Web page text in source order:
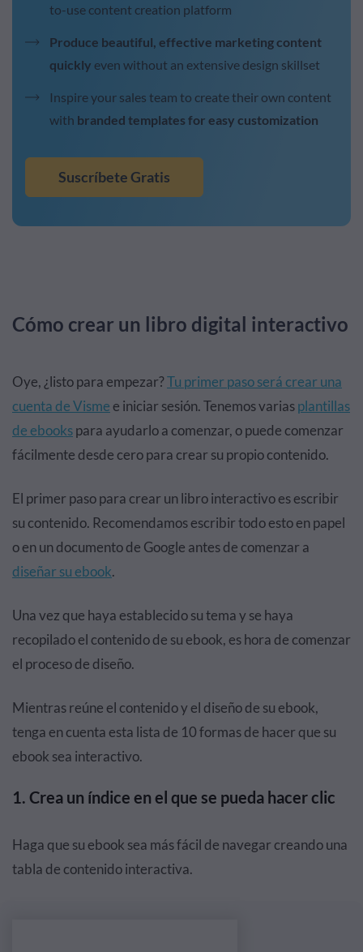
to-use content creation platform
Produce beautiful, effective marketing content
quickly even without an extensive design skillset
Inspire your sales team to create their own content
with branded templates for easy customization
Suscríbete Gratis
Cómo crear un libro digital interactivo
Oye, ¿listo para empezar?Tu primer paso será crear una
cuenta de Visme e iniciar sesión. Tenemos variasplantillas
de ebookspara ayudarlo a comenzar, o puede comenzar
fácilmente desde cero para crear su propio contenido.
El primer paso para crear un libro interactivo es escribir
su contenido. Recomendamos escribir todo esto en papel
o en un documento de Google antes de comenzar a
diseñar su ebook.
Una vez que haya establecido su tema y se haya
recopilado el contenido de su ebook, es hora de comenzar
el proceso de diseño.
Mientras reúne el contenido y el diseño de su ebook,
tenga en cuenta esta lista de 10 formas de hacer que su
ebook sea interactivo.
1. Crea un índice en el que se pueda hacer clic
Haga que su ebook sea más fácil de navegar creando una
tabla de contenido interactiva.